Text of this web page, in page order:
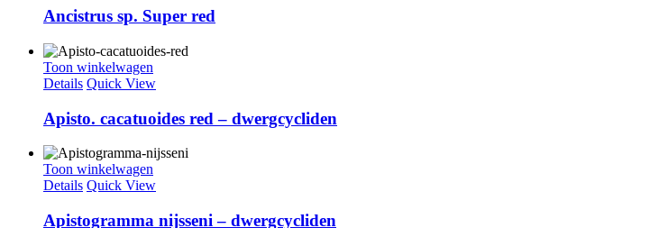
Ancistrus sp. Super red
Toon winkelwagen
Details Quick View
Apisto. cacatuoides red – dwergcycliden
Toon winkelwagen
Details Quick View
Apistogramma nijsseni – dwergcycliden